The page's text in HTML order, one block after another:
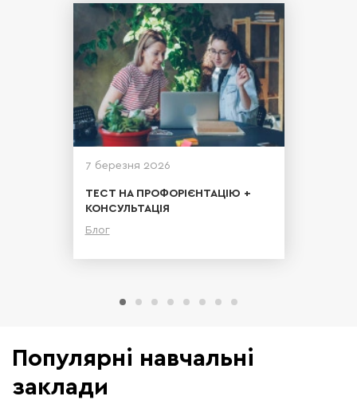
7 березня 2026
ТЕСТ НА ПРОФОРІЄНТАЦІЮ +
КОНСУЛЬТАЦІЯ
Блог
Популярні навчальні
заклади